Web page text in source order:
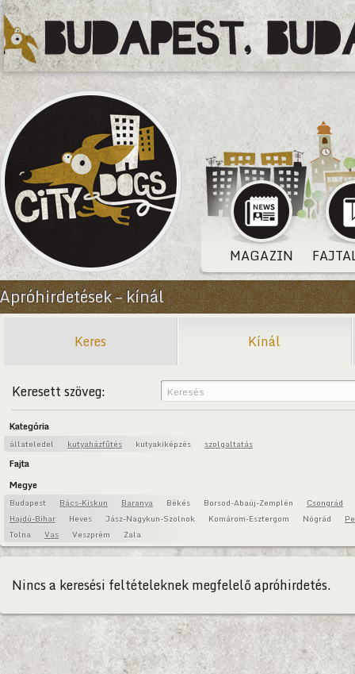
MAGAZIN
Apróhirdetések – kínál
Keres Kínál
Keresett szöveg:
Kategória
állateledel kutyaházfűtés kutyakiképzés szolgaltatás
Fajta
Megye
Budapest Bács-Kiskun Baranya Békés Borsod-Abaúj-Zemplén
Csongrád
Hajdú-Bihar
Heves Jász-Nagykun-Szolnok Komárom-Esztergom Nógrád
Tolna
Vas Veszprém Zala
Nincs a keresési feltételeknek megfelelő apróhirdetés.